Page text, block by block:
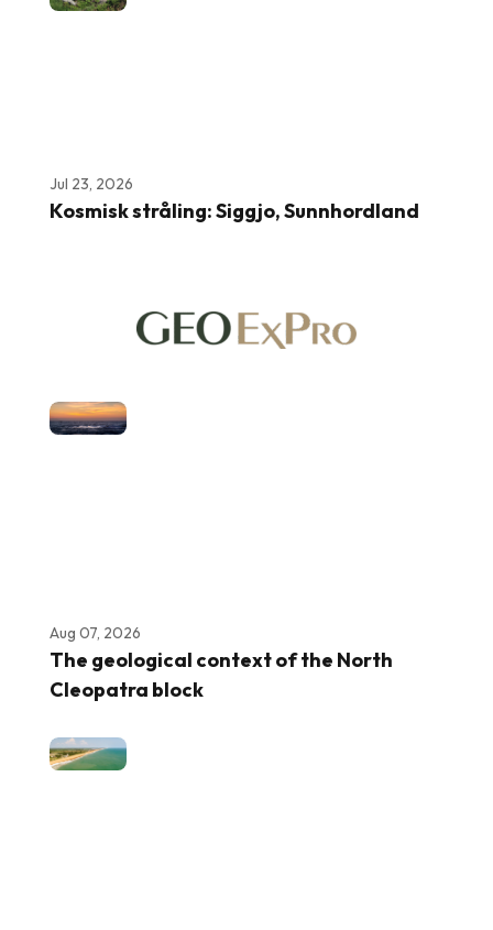
Jul 23, 2026
Kosmisk stråling: Siggjo, Sunnhordland
Aug 07, 2026
The geological context of the North
Cleopatra block